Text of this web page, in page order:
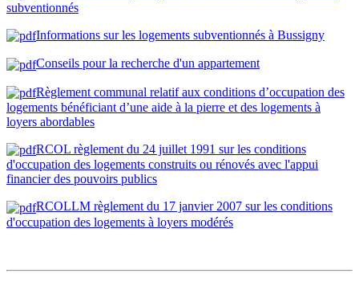
subventionnés
Informations sur les logements subventionnés à Bussigny
Conseils pour la recherche d'un appartement
Règlement communal relatif aux conditions d’occupation des
logements bénéficiant d’une aide à la pierre et des logements à
loyers abordables
RCOL règlement du 24 juillet 1991 sur les conditions
d'occupation des logements construits ou rénovés avec l'appui
financier des pouvoirs publics
RCOLLM règlement du 17 janvier 2007 sur les conditions
d'occupation des logements à loyers modérés